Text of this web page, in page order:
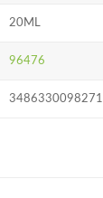
20ML
96476
3486330098271